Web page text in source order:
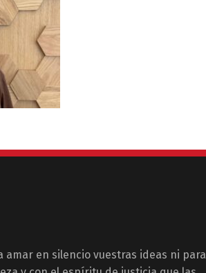
amar en silencio vuestras ideas ni para